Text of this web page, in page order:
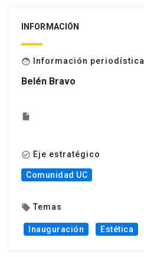
INFORMACIÓN
face Información periodística
Belén Bravo
insert_drive_file
check_circle_outline Eje estratégico
Comunidad UC
local_offer Temas
Inauguración Estética